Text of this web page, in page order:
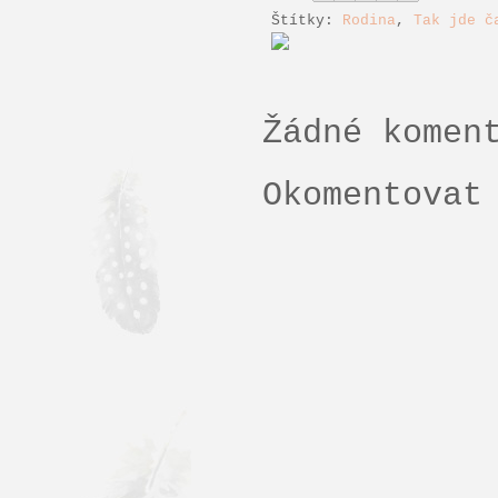
Štítky: Rodina, Tak jde
Žádné
Okomentovat